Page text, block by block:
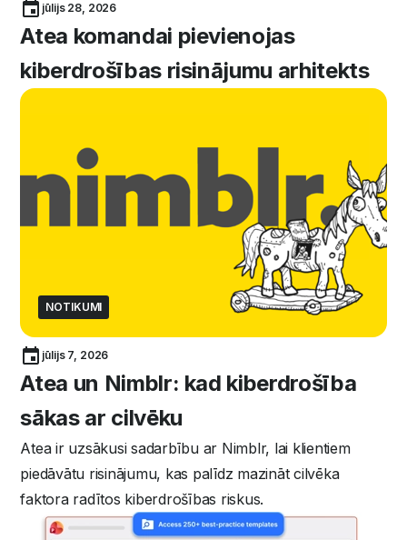
jūlijs 28, 2026
Atea komandai pievienojas
kiberdrošības risinājumu arhitekts
NOTIKUMI
jūlijs 7, 2026
Atea un Nimblr: kad kiberdrošība
sākas ar cilvēku
Atea ir uzsākusi sadarbību ar Nimblr, lai klientiem
piedāvātu risinājumu, kas palīdz mazināt cilvēka
faktora radītos kiberdrošības riskus.